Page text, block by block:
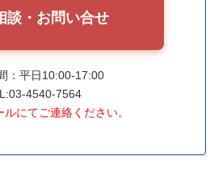
談・お問い合せ
：平日10:00-17:00
4540-7564
にてご連絡ください。